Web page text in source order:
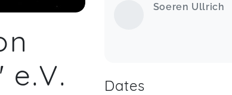
e.V.
Soeren Ullrich
Dates